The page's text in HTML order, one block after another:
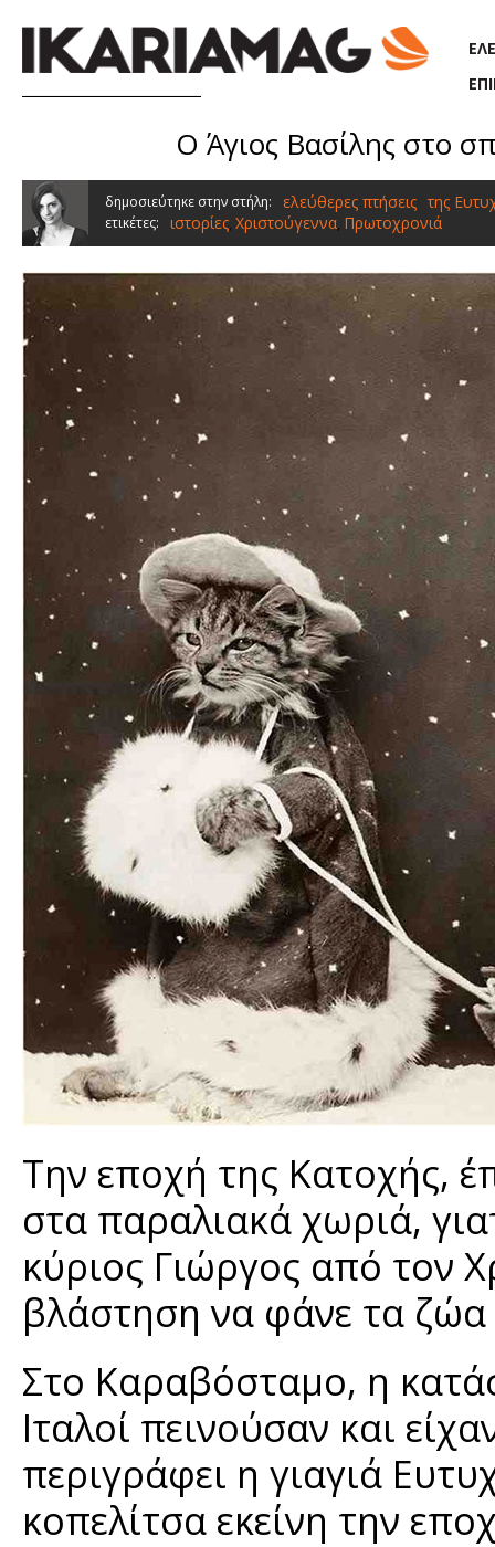
Ο Άγιος Βασίλης στο
δημοσιεύτηκε στην στήλη: ελεύθερες πτήσεις της
ετικέτες: ιστορίες, Χριστούγεννα, Πρωτοχρονιά
Την εποχή της Κατοχής,
στα παραλιακά χωριά,
κύριος Γιώργος από τον
βλάστηση να φάνε τα ζώα
Στο Καραβόσταμο, η
Ιταλοί πεινούσαν και
περιγράφει η γιαγιά
κοπελίτσα εκείνη την